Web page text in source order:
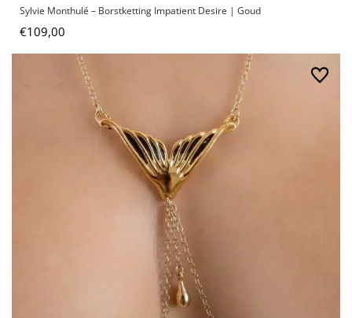
Sylvie Monthulé – Borstketting Impatient Desire | Goud
€109,00